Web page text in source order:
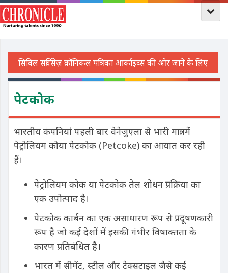
पेटकोक
भारतीय कंपनियां पहली बार वेनेजुएला से भारी मात्रा में
पेट्रोलियम कोया पेटकोक (Petcoke) का आयात कर रही
हैं।
पेट्रोलियम कोक या पेटकोक तेल शोधन प्रक्रिया का
एक उपोत्पाद है।
पेटकोक कार्बन का एक असाधारण रूप से प्रदूषणकारी
रूप है जो कई देशों में इसकी गंभीर विषाक्तता के
कारण प्रतिबंधित है।
भारत में सीमेंट, स्टील और टेक्सटाइल जैसे कई